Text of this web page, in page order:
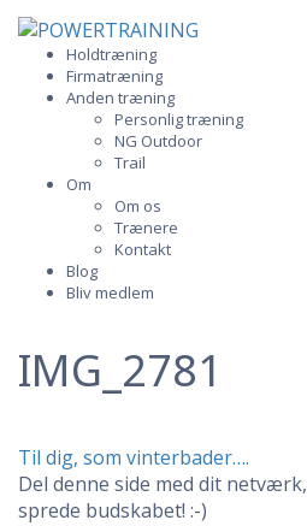
Skip
content
Holdtræning
Firmatræning
Anden træning
Personlig træning
NG Outdoor
Trail
Om
Om os
Trænere
Kontakt
Blog
Bliv medlem
IMG_2781
Til dig, som vinterbader….
Del denne side med dit
sprede budskabet! :-)